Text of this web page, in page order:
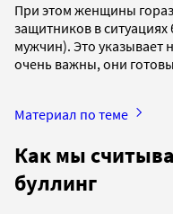
При этом женщины
защитников в
мужчин). Это указывает
очень важны, они
Материал по теме
Как мы
буллинг